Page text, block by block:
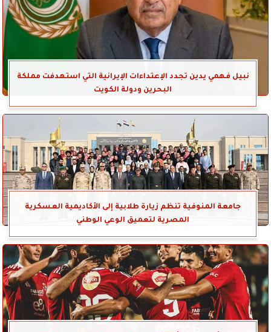
نبيل فهمي يدين تجدد الإعتداءات الإيرانية التي استهدفت مملكة
البحرين ودولة الكويت
جامعة المنوفية تنظم زيارة طلابية إلى الأكاديمية العسكرية
المصرية لتعميق الوعي الوطني